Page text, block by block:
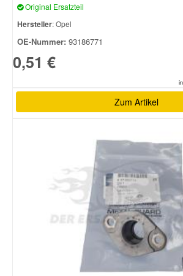
Original Ersatzteil
Hersteller: Opel
OE-Nummer: 93186771
0,51 €
Zum Artikel